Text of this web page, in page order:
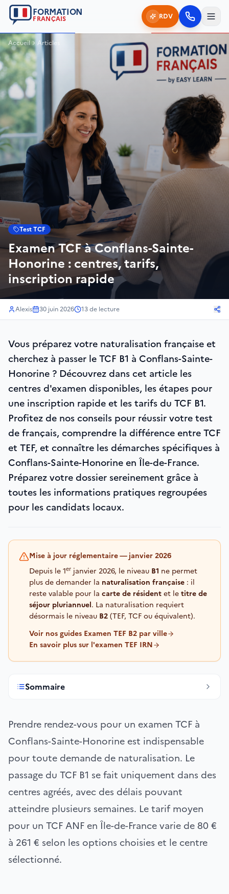
FORMATION
FRANÇAIS RDV
Accueil Articles
Test TCF
Examen TCF à Conflans-Sainte-
Honorine : centres, tarifs,
inscription rapide
Alexis 30 juin 2026 13de lecture
Vous préparez votre naturalisation française et
cherchez à passer le TCF B1 à Conflans-Sainte-
Honorine ? Découvrez dans cet article les
centres d'examen disponibles, les étapes pour
une inscription rapide et les tarifs du TCF B1.
Profitez de nos conseils pour réussir votre test
de français, comprendre la différence entre TCF
et TEF, et connaître les démarches spécifiques à
Conflans-Sainte-Honorine en Île-de-France.
Préparez votre dossier sereinement grâce à
toutes les informations pratiques regroupées
pour les candidats locaux.
Mise à jour réglementaire — janvier 2026
Depuis le 1er janvier 2026, le niveau B1 ne permet
plus de demander la naturalisation française : il
reste valable pour la carte de résidentet letitre de
séjour pluriannuel. La naturalisation requiert
désormais le niveau B2(TEF, TCF ou équivalent).
Voir nos guides Examen TEF B2 par ville
En savoir plus sur l'examen TEF IRN
Sommaire
Prendre rendez-vous pour un examen TCF à
Conflans-Sainte-Honorine est indispensable
pour toute demande de naturalisation. Le
passage du TCF B1 se fait uniquement dans des
centres agréés, avec des délais pouvant
atteindre plusieurs semaines. Le tarif moyen
pour un TCF ANF en Île-de-France varie de 80 €
à 261 € selon les options choisies et le centre
sélectionné.